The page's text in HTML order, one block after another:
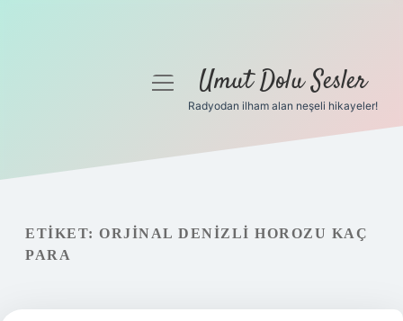
Gizlilik Politikası
Hakkımızda
menüyüUmut Dolu Sesler
Radyodan ilham alan neşeli hikayeler!
ETIKET: ORJINAL DENIZLI HOROZU KAÇ
PARA